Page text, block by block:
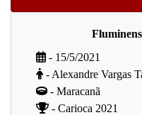
- 15/5/2021
- Alexandre Vargas
- Maracanã
- Carioca 2021